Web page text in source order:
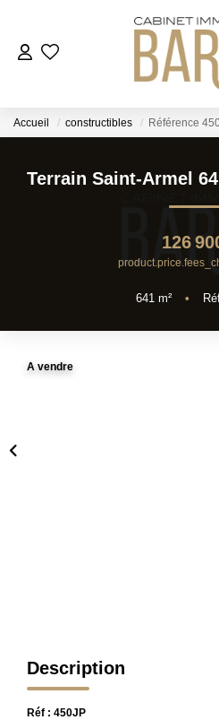
Accueil constructibles Référence
Terrain Saint-Armel
126
641 m² •
A vendre
Description
Réf : 450JP